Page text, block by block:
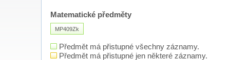
Matematické předměty
MP409Zk
Předmět má přistupné všechny záznamy.
Předmět má přistupné jen některé záznamy.